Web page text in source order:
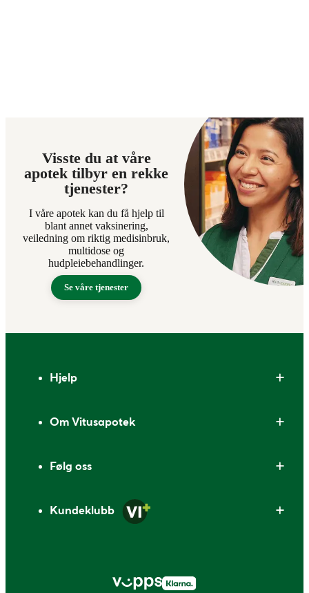
Visste du at våre
apotek tilbyr en rekke
tjenester?
I våre apotek kan du få hjelp til
blant annet vaksinering,
veiledning om riktig medisinbruk,
multidose og
hudpleiebehandlinger.
Se våre tjenester
Hjelp
Om Vitusapotek
Følg oss
Kundeklubb